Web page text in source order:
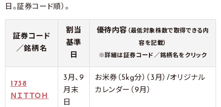
日。証券コード順）。
証券コード
／銘柄名
割当
基準
日
優待内容 （最低対象株数で取得できる内
容を記載）
※詳細は証券コード／銘柄名をクリック
1738
ＮＩＴＴＯＨ
3月、9
月末
日
お米券（5kg分）（3月）/オリジナル
カレンダー（9月）